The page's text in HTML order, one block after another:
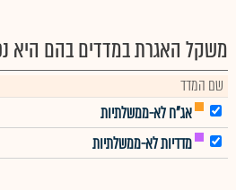
משקל האגרת במדדים בהם היא
שם המדד
אג"ח לא-ממשלתיות
מדדיות לא-ממשלתיות